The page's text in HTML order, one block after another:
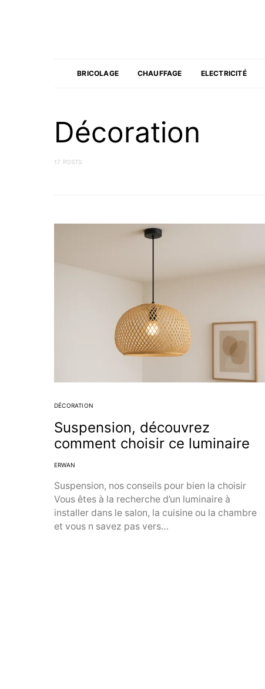
BRICOLAGE CHAUFFAGE ELECTRICITÉ
Décoration
17 POSTS
DÉCORATION
Suspension, découvrez
comment choisir ce luminaire
ERWAN
Suspension, nos conseils pour bien la choisir
Vous êtes à la recherche d’un luminaire à
installer dans le salon, la cuisine ou la chambre
et vous n savez pas vers…